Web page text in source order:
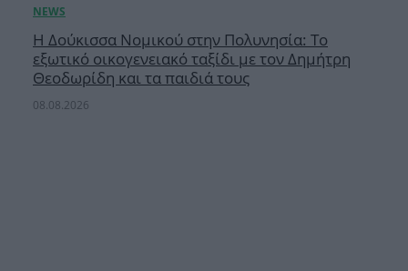
Η Δούκισσα Νομικού στην Πολυνησία: Το
εξωτικό οικογενειακό ταξίδι με τον Δημήτρη
Θεοδωρίδη και τα παιδιά τους
08.08.2026